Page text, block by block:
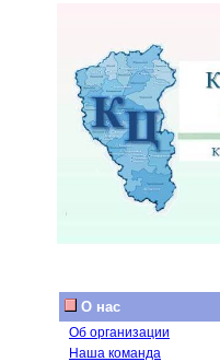
О нас
Об организации
Наша команда